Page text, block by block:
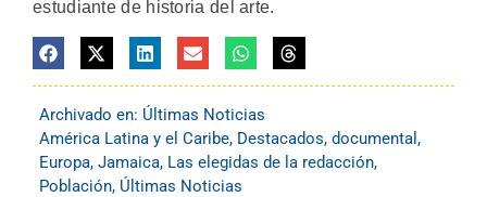
estudiante de historia del arte.
Archivado en: Últimas Noticias
América Latina y el Caribe, Destacados, documental ,
Europa, Jamaica, Las elegidas de la redacción,
Población, Últimas Noticias